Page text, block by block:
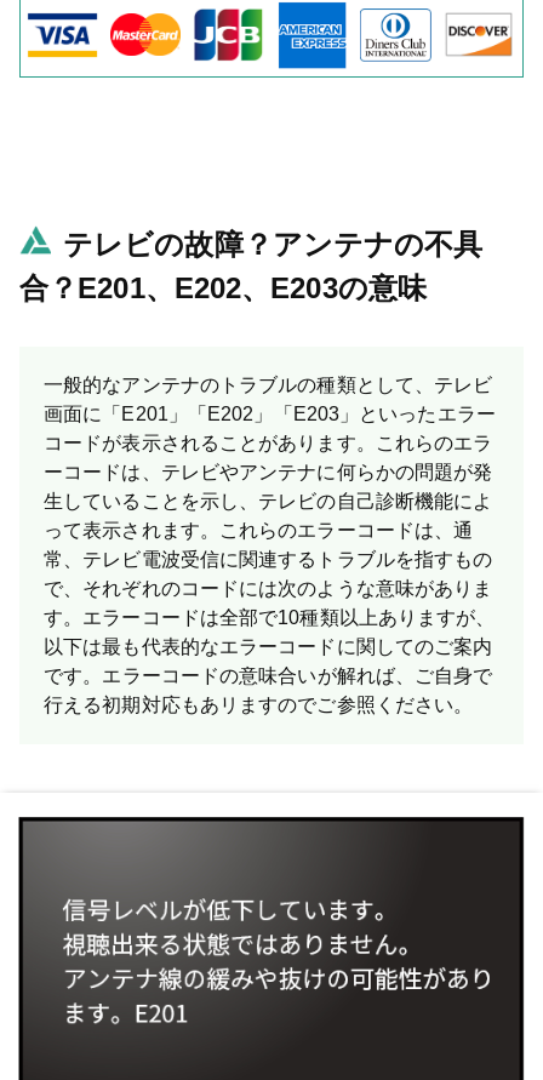
テレビの故障？アンテナの不具
合？E201、E202、E203の意味
一般的なアンテナのトラブルの種類として、テレビ
画面に「E201」「E202」「E203」といったエラー
コードが表示されることがあります。これらのエラ
ーコードは、テレビやアンテナに何らかの問題が発
生していることを示し、テレビの自己診断機能によ
って表示されます。これらのエラーコードは、通
常、テレビ電波受信に関連するトラブルを指すもの
で、それぞれのコードには次のような意味がありま
す。エラーコードは全部で10種類以上ありますが、
以下は最も代表的なエラーコードに関してのご案内
です。 エラーコードの意味合いが解れば、ご自身で
行える初期対応もあリますのでご参照ください。